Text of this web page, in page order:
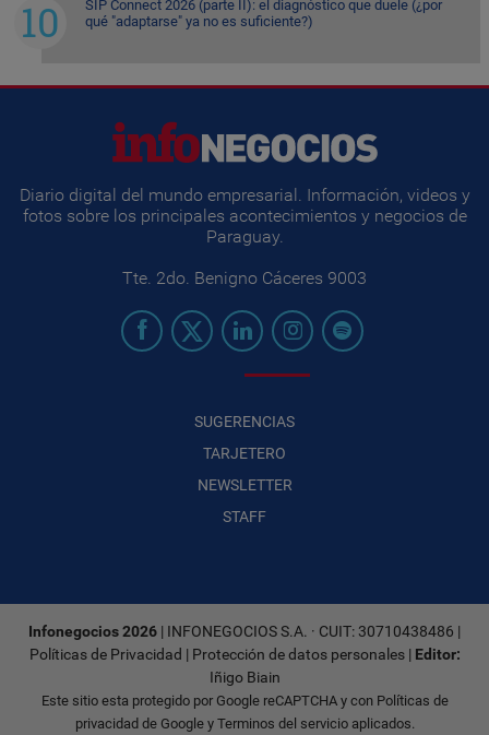
SIP Connect 2026 (parte II): el diagnóstico que duele (¿por
qué "adaptarse" ya no es suficiente?)
Diario digital del mundo empresarial. Información, videos y
fotos sobre los principales acontecimientos y negocios de
Paraguay.
Tte. 2do. Benigno Cáceres 9003
SUGERENCIAS
TARJETERO
NEWSLETTER
STAFF
Infonegocios 2026 | INFONEGOCIOS S.A. · CUIT: 30710438486 |
Políticas de Privacidad | Protección de datos personales| Editor:
Iñigo Biain
Este sitio esta protegido por Google reCAPTCHA y con Políticas de
privacidad de Googley Terminos del servicioaplicados.